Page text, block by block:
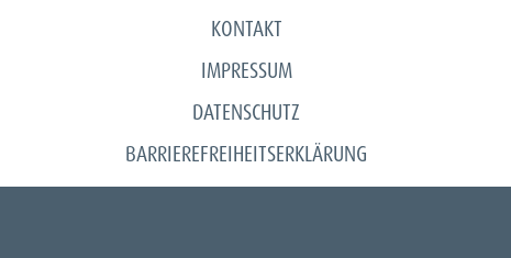
KONTAKT
IMPRESSUM
DATENSCHUTZ
BARRIEREFREIHEITSERKLÄRUNG